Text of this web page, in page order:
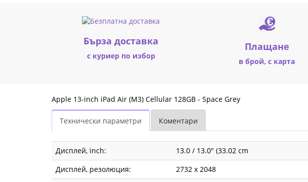
Бърза доставка
с куриер по избор
Плащане
в брой, с карта
Apple 13-inch iPad Air (M3) Cellular 128GB - Space Grey
Технически параметри Коментари
Дисплей, inch:
13.0 / 13.0" (33.02 cm
Дисплей, резолюция:
2732 x 2048